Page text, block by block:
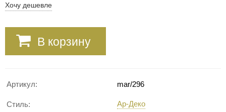
Хочу дешевле
В корзину
Артикул: mar/296
Стиль: Ар-Деко